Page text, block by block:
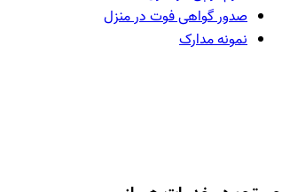
صدور گواهی فوت در منزل
نمونه مدارک